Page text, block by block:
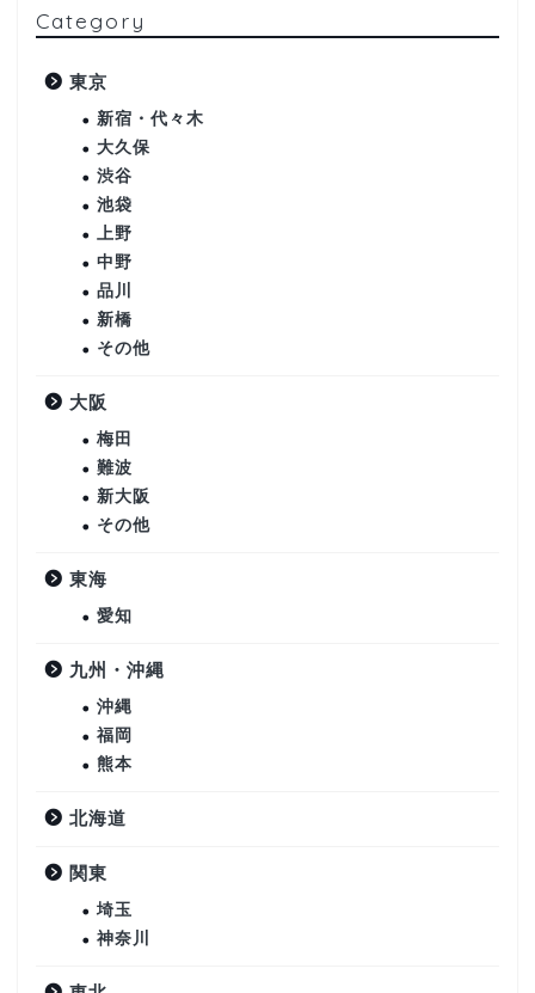
Category
東京
新宿・代々木
大久保
渋谷
池袋
上野
中野
品川
新橋
その他
大阪
梅田
難波
新大阪
その他
東海
愛知
九州・沖縄
沖縄
福岡
熊本
北海道
関東
埼玉
神奈川